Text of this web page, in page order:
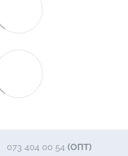
073 404 00 54 (ОПТ)